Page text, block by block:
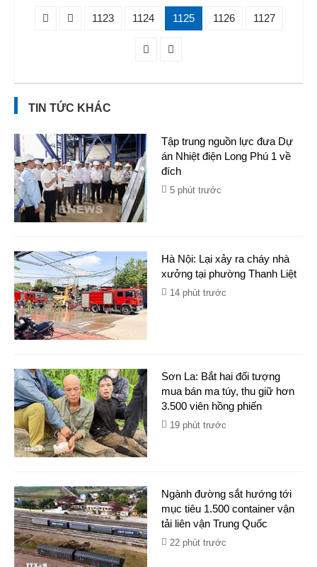
1123 1124 1125 1126 1127
TIN TỨC KHÁC
Tập trung nguồn lực đưa Dự
án Nhiệt điện Long Phú 1 về
đích
5 phút trước
Hà Nội: Lại xảy ra cháy nhà
xưởng tại phường Thanh Liệt
14 phút trước
Sơn La: Bắt hai đối tượng
mua bán ma túy, thu giữ hơn
3.500 viên hồng phiến
19 phút trước
Ngành đường sắt hướng tới
mục tiêu 1.500 container vận
tải liên vận Trung Quốc
22 phút trước